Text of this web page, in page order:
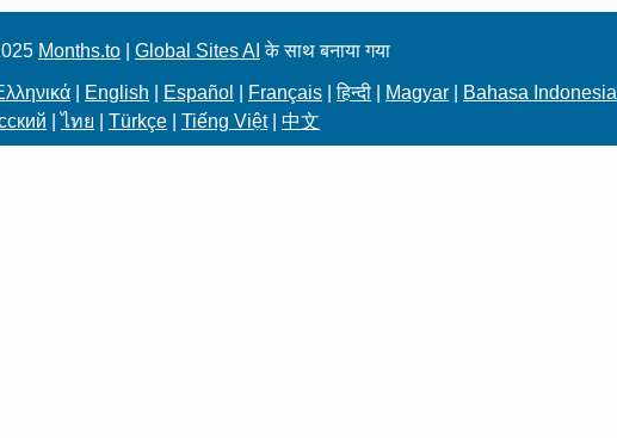
Months.to Global Sites AI के साथ बनाया गया
English Español Français |हिन्दी Magyar Bahasa Indonesia
|ไทย Türkçe Tiếng Việt| 中文